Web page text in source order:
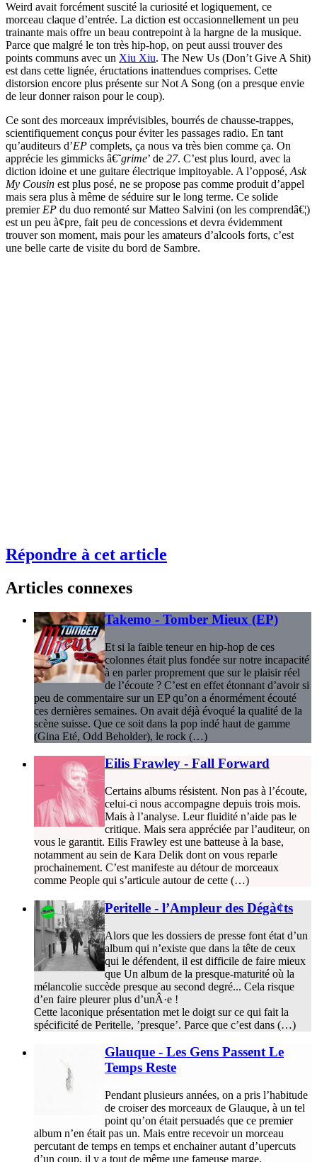
Weird avait forcément suscité la curiosité et logiquement, ce
morceau claque d’entrée. La diction est occasionnellement un peu
trainante mais offre un beau contrepoint à la hargne de la musique.
Parce que malgré le ton très hip-hop, on peut aussi trouver des
points communs avec un Xiu Xiu. The New Us (Don’t Give A Shit)
est dans cette lignée, éructations inattendues comprises. Cette
distorsion encore plus présente sur Not A Song (on a presque envie
de leur donner raison pour le coup).
Ce sont des morceaux imprévisibles, bourrés de chausse-trappes,
scientifiquement conçus pour éviter les passages radio. En tant
qu’auditeurs d’EP complets, ça nous va très bien comme ça. On
apprécie les gimmicks â€˜grime’ de 27. C’est plus lourd, avec la
diction idoine et une guitare électrique impitoyable. A l’opposé, Ask
My Cousin est plus posé, ne se propose pas comme produit d’appel
mais sera plus à même de séduire sur le long terme. Ce solide
premier EP du duo remonté sur Matteo Salvini (on les comprendâ€¦)
est un peu à¢pre, fait peu de concessions et devra évidemment
trouver son moment, mais pour les amateurs d’alcools forts, c’est
une belle carte de visite du bord de Sambre.
Répondre à cet article
Articles connexes
Takemo - Tomber Mieux (EP)
Et si la faible teneur en hip-hop de ces
colonnes était plus fondée sur notre incapacité
à en parler proprement que sur le plaisir réel
de l’écoute ? C’est en effet étonnant d’avoir si
peu de commentaire sur un EP qu’on a énormément écouté
ces dernières semaines. On avait déjà évoqué la qualité de la
scène suisse. Que ce soit dans la pop indé haut de gamme
(Gina Eté, Odd Beholder), le rock (…)
Eilis Frawley - Fall Forward
Certains albums résistent. Non pas à l’écoute,
celui-ci nous accompagne depuis trois mois.
Mais à l’analyse. Leur fluidité n’aide pas le
critique. Mais sera appréciée par l’auditeur, on
vous le garantit. Eilis Frawley est une batteuse à la base,
notamment au sein de Kara Delik dont on vous reparle
prochainement. C’est manifeste au détour de morceaux
comme People qui s’articule autour de cette (…)
Peritelle - l’Ampleur des Dégà¢ts
Alors que les dossiers de presse font état d’un
album qui n’existe que dans la tête de ceux
qui le défendent, il est difficile de faire mieux
que Un album de la presque-maturité où la
mélancolie succède presque au second degré... Cela risque
d’en faire pleurer plus d’unÂ·e !
Cette laconique présentation met le doigt sur ce qui fait la
spécificité de Peritelle, ’presque’. Parce que c’est dans (…)
Glauque - Les Gens Passent Le
Temps Reste
Pendant plusieurs années, on a pris l’habitude
de croiser des morceaux de Glauque, à un tel
point qu’on était persuadés que ce premier
album n’en était pas un. Mais entre recevoir un morceau
percutant de temps en temps et enchainer autant d’upercuts
d’un coup, il y a tout de même une fameuse marge.